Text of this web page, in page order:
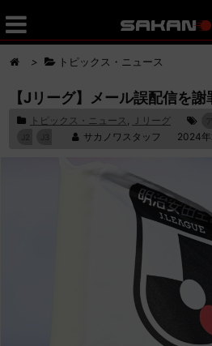
> トピックス・ニュース
【Jリーグ】メール誤配信を謝
トピックス・ニュース , Ｊリーグ
サカノワスタッフ 2024